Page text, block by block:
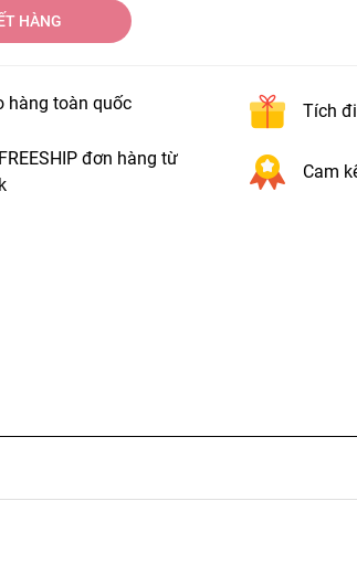
HÀNG
hàng toàn quốc Tích
đơn hàng từ
Cam